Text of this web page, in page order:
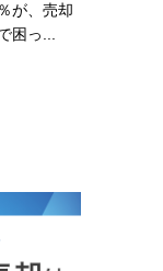
が、売却
困っ...